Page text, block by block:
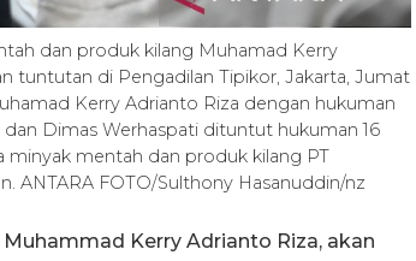
dan produk kilang Muhamad Kerry
tuntutan di Pengadilan Tipikor, Jakarta, Jumat
Kerry Adrianto Riza dengan hukuman
Dimas Werhaspati dituntut hukuman 16
minyak mentah dan produk kilang PT
ANTARA FOTO/Sulthony Hasanuddin/nz
Kerry Adrianto Riza, akan